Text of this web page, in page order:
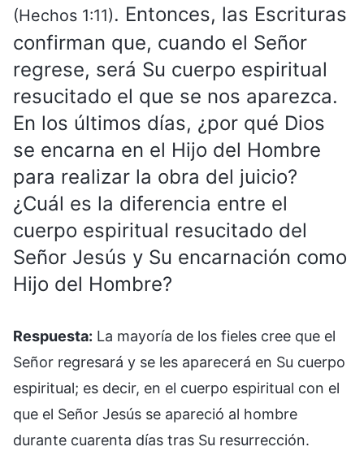
(Hechos 1:11). Entonces, las Escrituras
confirman que, cuando el Señor
regrese, será Su cuerpo espiritual
resucitado el que se nos aparezca.
En los últimos días, ¿por qué Dios
se encarna en el Hijo del Hombre
para realizar la obra del juicio?
¿Cuál es la diferencia entre el
cuerpo espiritual resucitado del
Señor Jesús y Su encarnación como
Hijo del Hombre?
Respuesta: La mayoría de los fieles cree que el
Señor regresará y se les aparecerá en Su cuerpo
espiritual; es decir, en el cuerpo espiritual con el
que el Señor Jesús se apareció al hombre
durante cuarenta días tras Su resurrección.